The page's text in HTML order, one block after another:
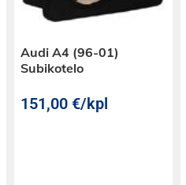
Audi A4 (96-01)
Subikotelo
151,00€/kpl